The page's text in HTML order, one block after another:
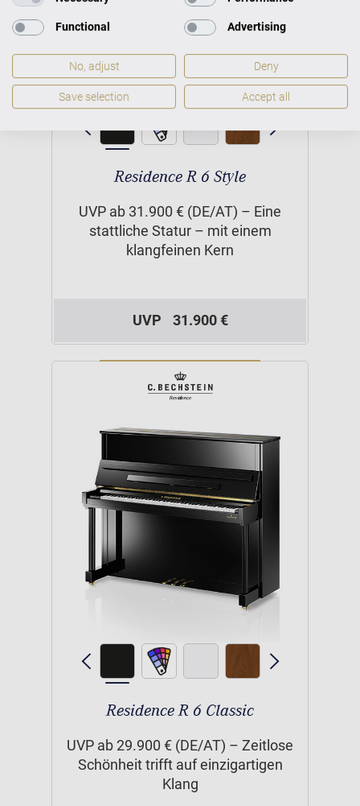
Residence R 6 Style
UVP ab 31.900 € (DE/AT) – Eine
stattliche Statur – mit einem
klangfeinen Kern
UVP 31.900 €
Residence R 6 Classic
UVP ab 29.900 € (DE/AT) – Zeitlose
Schönheit trifft auf einzigartigen
Klang
Functional Advertising
No, adjust Deny
Save selection Accept all